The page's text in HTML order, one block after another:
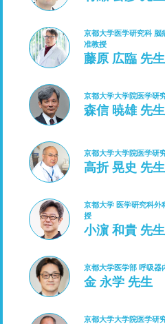
京都大学医学研究科 脳
准教授
藤原 広臨 先生
京都大学大学院医学研
森信 暁雄 先生
京都大学大学院医学研
高折 晃史 先生
京都大学 医学研究科外
授
小濵 和貴 先生
京都大学医学部 呼吸器
金 永学 先生
京都大学大学院医学研